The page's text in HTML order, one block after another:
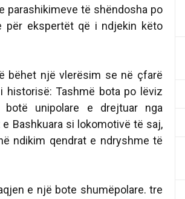
parashikimeve të shëndosha po
për ekspertët që i ndjekin këto
bëhet një vlerësim se në çfarë
Tashmë bota po lëviz
unipolare e drejtuar nga
Bashkuara si lokomotivë të saj,
ndikim qendrat e ndryshme të
e një bote shumëpolare. tre